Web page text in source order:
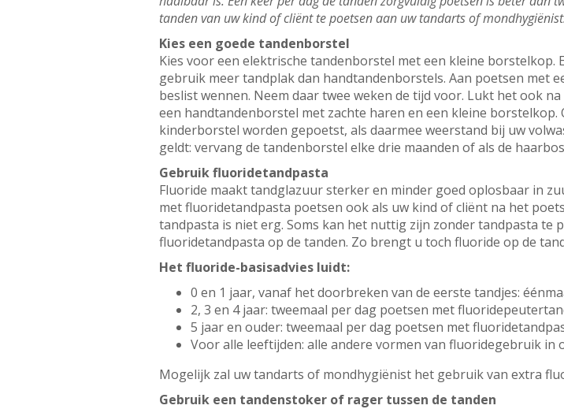
tanden van uw kind of cliënt te poetsen aan uw tandarts of mondhygiënist.
Kies een goede tandenborstel
Kies voor een elektrische tandenborstel met een kleine
gebruik meer tandplak dan handtandenborstels. Aan poetsen met
beslist wennen. Neem daar twee weken de tijd voor. Lukt het ook
een handtandenborstel met zachte haren en een kleine
kinderborstel worden gepoetst, als daarmee weerstand bij uw
geldt: vervang de tandenborstel elke drie maanden of als de
Gebruik fluoridetandpasta
Fluoride maakt tandglazuur sterker en minder goed oplosbaar in
met fluoridetandpasta poetsen ook als uw kind of cliënt na het
tandpasta is niet erg. Soms kan het nuttig zijn zonder tandpasta te
fluoridetandpasta op de tanden. Zo brengt u toch fluoride op de
Het fluoride-basisadvies luidt:
0 en 1 jaar, vanaf het doorbreken van de eerste tandjes:
2, 3 en 4 jaar: tweemaal per dag poetsen met
5 jaar en ouder: tweemaal per dag poetsen met
Voor alle leeftijden: alle andere vormen van fluoridegebruik
Mogelijk zal uw tandarts of mondhygiënist het gebruik van extra
Gebruik een tandenstoker of rager tussen de tanden